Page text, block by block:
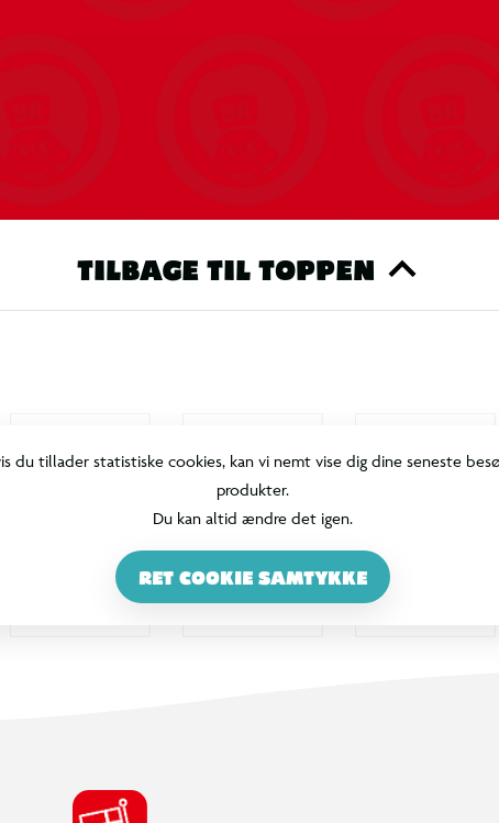
TILBAGE TIL TOPPEN
du tillader statistiske cookies, kan vi nemt vise dig dine seneste
produkter.
Du kan altid ændre det igen.
RET COOKIE SAMTYKKE